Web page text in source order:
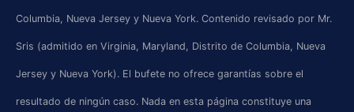
Columbia, Nueva Jersey y Nueva York. Contenido revisado por Mr.
Sris (admitido en Virginia, Maryland, Distrito de Columbia, Nueva
Jersey y Nueva York). El bufete no ofrece garantías sobre el
resultado de ningún caso. Nada en esta página constituye una